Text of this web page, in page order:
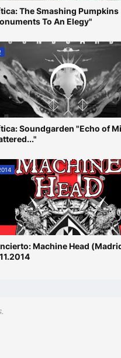
The Smashing Pumpkins
To An Elegy"
Soundgarden "Echo of
Machine Head